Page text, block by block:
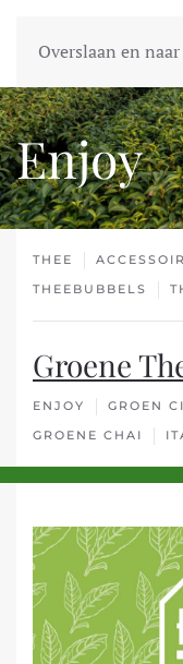
Overslaan en
Enjoy
THEE
THEEBUBBELS
Groene
ENJOY GROEN
GROENE CHAI